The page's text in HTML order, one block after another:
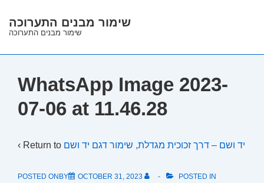
Skip
Main
שימור מבנים התערוכה
שימור מבנים התערוכה
WhatsApp Image 2023-
07-06 at 11.46.28
‹ Return to יד ושם – דרך זכוכית מגדלת, שימור דגם יד ושם
POSTED ONBY OCTOBER 31, 2023 POSTED IN